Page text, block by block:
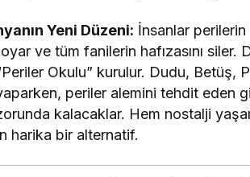
Yeni Düzeni: İnsanlar perilerin
ve tüm fanilerin hafızasını siler.
Okulu” kurulur. Dudu, Betüş,
periler alemini tehdit eden
kalacaklar. Hem nostalji
harika bir alternatif.